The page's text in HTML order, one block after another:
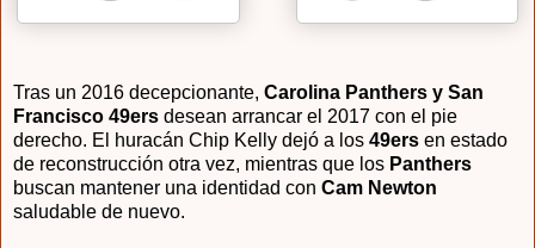
Tras un 2016 decepcionante, Carolina Panthers y San
Francisco 49ers desean arrancar el 2017 con el pie
derecho. El huracán Chip Kelly dejó a los 49ers en estado
de reconstrucción otra vez, mientras que los Panthers
buscan mantener una identidad con Cam Newton
saludable de nuevo.